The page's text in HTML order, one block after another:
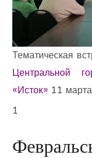
Тематическая
Центральной
«Исток» 11
1